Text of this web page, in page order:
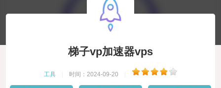
梯子vp加速器vps
工具 时间：2024-09-20